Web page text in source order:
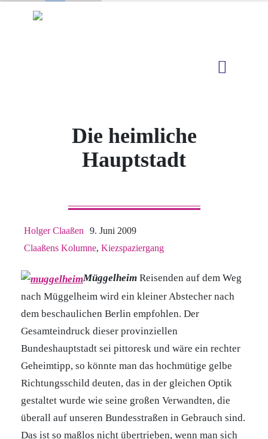
Die heimliche
Hauptstadt
Holger Claaßen
9. Juni 2009
Claaßens Kolumne, Kiezspaziergang
Müggelheim Reisenden auf dem Weg
nach Müggelheim wird ein kleiner Abstecher nach
dem beschaulichen Berlin empfohlen. Der
Gesamteindruck dieser provinziellen
Bundeshauptstadt sei pittoresk und wäre ein rechter
Geheimtipp, so könnte man das hochmütige gelbe
Richtungsschild deuten, das in der gleichen Optik
gestaltet wurde wie seine großen Verwandten, die
überall auf unseren Bundesstraßen in Gebrauch sind.
Das ist so maßlos nicht übertrieben, wenn man sich